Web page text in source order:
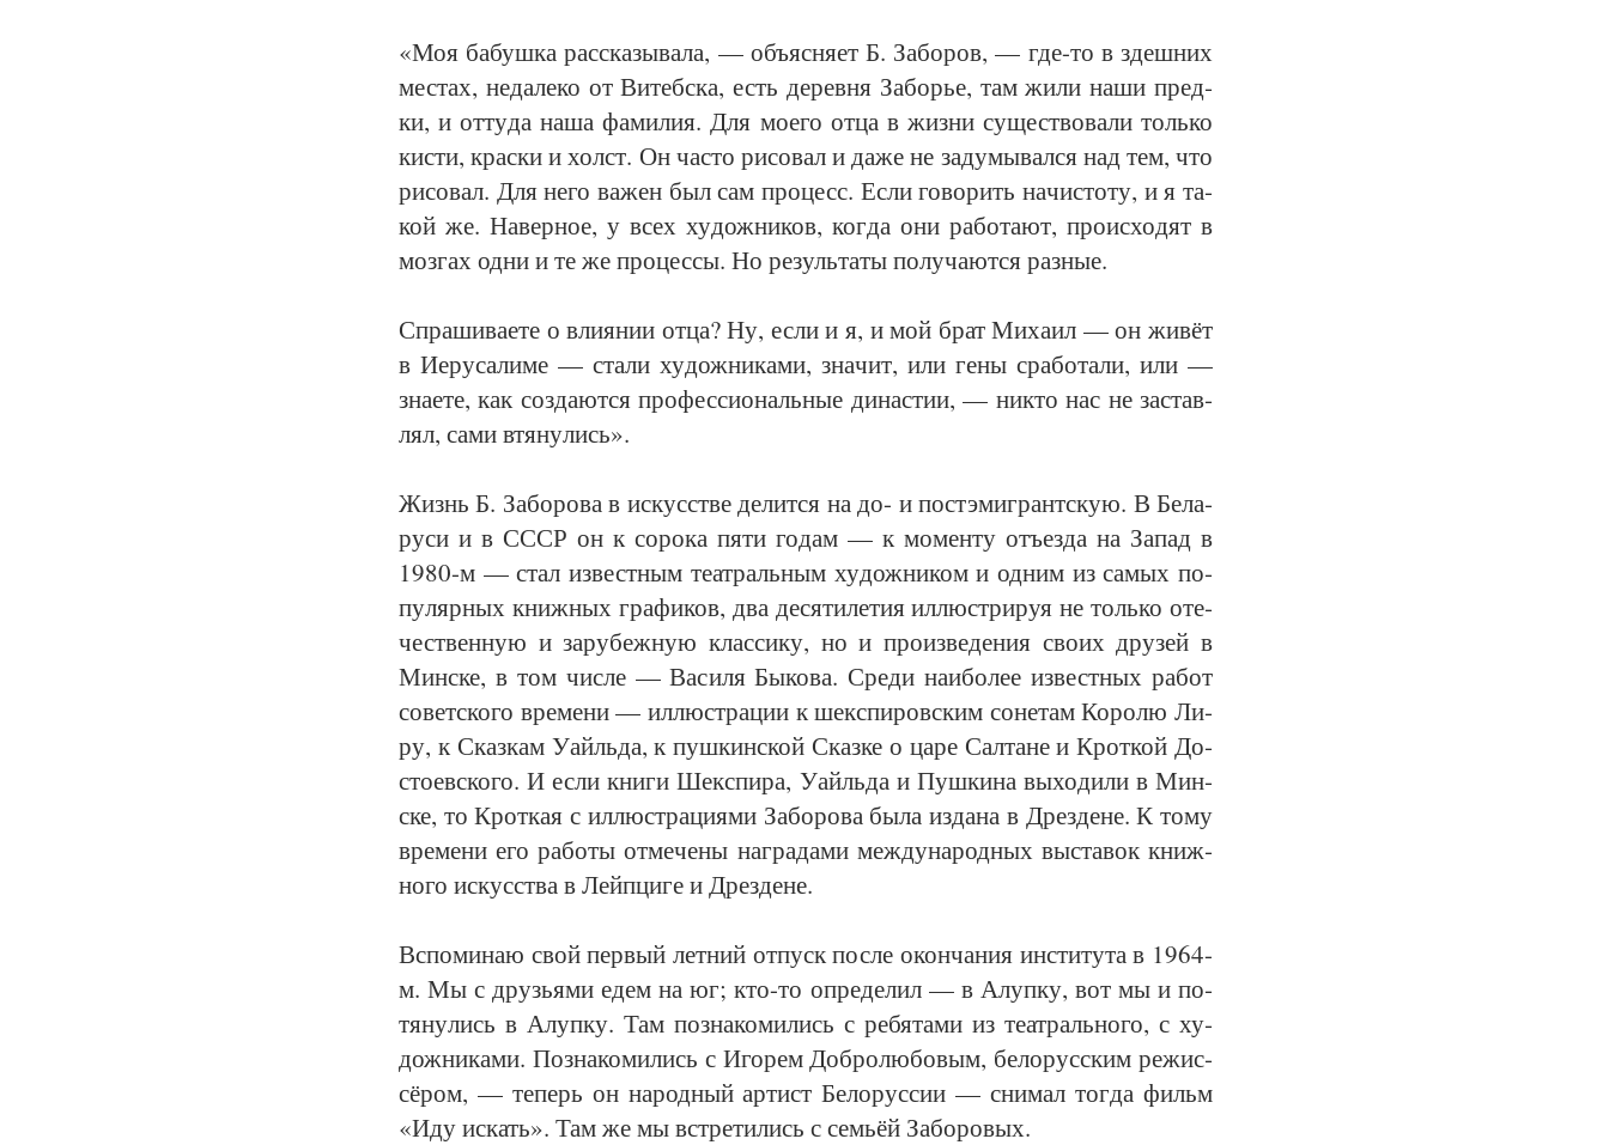
«Моя ба­буш­ка рас­ска­зы­ва­ла, — объ­яс­ня­ет Б. За­бо­ров, — где-то в здеш­них
мес­тах, не­да­ле­ко от Ви­теб­ска, есть де­рев­ня За­борье, там жи­ли на­ши пред­
ки, и от­ту­да на­ша фа­ми­лия. Для мо­е­го от­ца в жиз­ни су­щест­во­ва­ли толь­ко
кис­ти, крас­ки и хол­ст. Он час­то ри­со­вал и да­же не за­ду­мы­вал­ся над тем, что
ри­со­вал. Для не­го ва­жен был сам про­цесс. Если го­во­рить на­чис­то­ту, и я та­
кой же. На­вер­ное, у всех ху­дож­ни­ков, ког­да они ра­бо­та­ют, про­ис­хо­дят в
моз­гах од­ни и те же про­цес­сы. Но ре­зуль­та­ты по­лу­ча­ют­ся раз­ные.
Спра­ши­ва­е­те о вли­я­нии от­ца? Ну, если и я, и мой брат Ми­ха­ил — он жи­вёт
в Иеру­са­ли­ме — ста­ли ху­дож­ни­ка­ми, зна­чит, или ге­ны сра­бо­та­ли, или —
зна­е­те, как со­зда­ют­ся про­фес­си­о­наль­ные ди­нас­тии, — ни­кто нас не за­став­
лял, са­ми втя­ну­лись».
Жизнь Б. За­бо­ро­ва в ис­кус­ст­ве де­лит­ся на до- и по­стэ­миг­рант­скую. В Бе­ла­
ру­си и в СССР он к со­ро­ка пя­ти го­дам — к мо­мен­ту отъ­ез­да на За­пад в
1980-м — стал из­вест­ным те­ат­раль­ным ху­дож­ни­ком и од­ним из са­мых по­
пу­ляр­ных книж­ных гра­фи­ков, два де­ся­ти­ле­тия ил­люст­ри­руя не толь­ко оте­
чест­вен­ную и за­ру­беж­ную клас­си­ку, но и про­из­ве­де­ния сво­их дру­зей в
Мин­ске, в том чис­ле — Ва­си­ля Бы­ко­ва. Сре­ди наибо­лее из­вест­ных ра­бот
со­вет­ско­го вре­ме­ни — ил­люст­ра­ции к шек­с­пи­ров­ским со­не­там Ко­ро­лю Ли­
ру, к Сказ­кам Уайль­да, к пуш­кин­ской Сказ­ке о ца­ре Сал­та­не и Крот­кой До­
сто­ев­ско­го. И если кни­ги Шек­с­пи­ра, Уайль­да и Пуш­ки­на вы­хо­ди­ли в Мин­
ске, то Крот­кая с ил­люст­ра­ци­я­ми За­бо­ро­ва бы­ла из­да­на в Дрез­де­не. К то­му
вре­ме­ни его ра­бо­ты от­ме­че­ны на­гра­да­ми меж­ду­на­род­ных вы­ста­вок книж­
но­го ис­кус­ст­ва в Лейп­ци­ге и Дрез­де­не.
Вспо­ми­наю свой пер­вый лет­ний от­пуск пос­ле окон­ча­ния ин­сти­ту­та в 1964-
м. Мы с друзь­я­ми едем на юг; кто-то опре­де­лил — в Алуп­ку, вот мы и по­
тя­ну­лись в Алуп­ку. Там по­зна­ко­ми­лись с ре­бя­та­ми из те­ат­раль­но­го, с ху­
дож­ни­ка­ми. По­зна­ко­ми­лись с Иго­рем Добро­лю­бо­вым, бе­ло­рус­ским ре­жис­
сёром, — те­перь он на­род­ный ар­тист Бе­ло­рус­сии — сни­мал тог­да фильм
«Иду ис­кать». Там же мы встре­ти­лись с семь­ёй За­бо­ро­вых.